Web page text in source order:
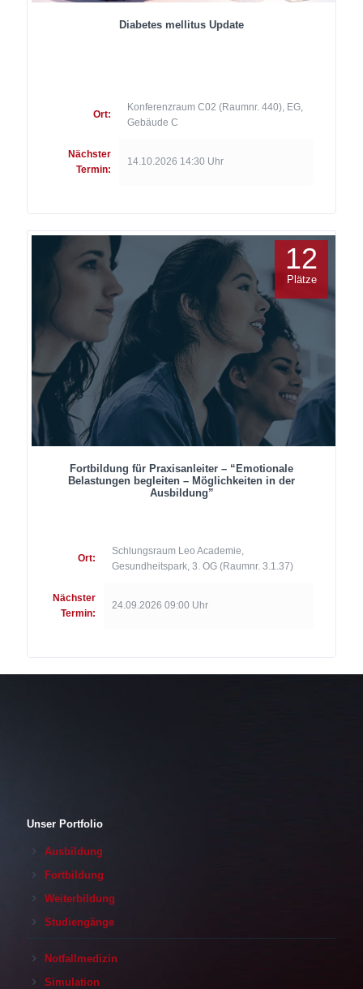
Diabetes mellitus Update
Ort:
Konferenzraum C02 (Raumnr. 440), EG,
Gebäude C
Nächster
Termin:
14.10.2026 14:30 Uhr
Fortbildung für Praxisanleiter – “Emotionale
Belastungen begleiten – Möglichkeiten in der
Ausbildung”
Ort:
Schlungsraum Leo Academie,
Gesundheitspark, 3. OG (Raumnr. 3.1.37)
Nächster
Termin:
24.09.2026 09:00 Uhr
12
Plätze
Unser Portfolio
Ausbildung
Fortbildung
Weiterbildung
Studiengänge
Notfallmedizin
Simulation